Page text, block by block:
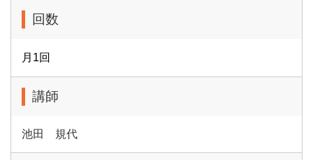
回数
月1回
講師
池田 規代